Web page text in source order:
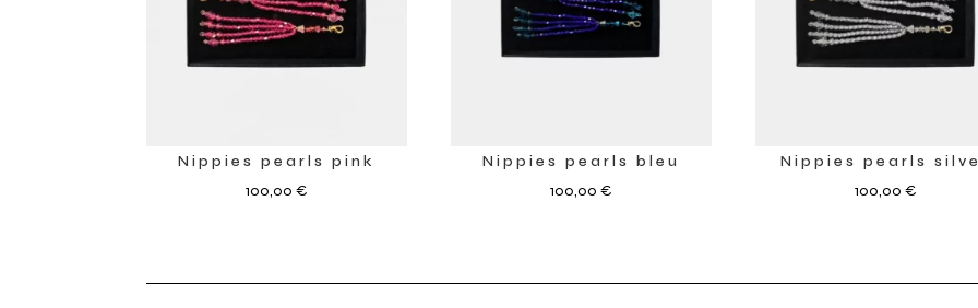
Nippies pearls pink
100,00 €
Nippies pearls bleu
100,00 €
Nippies pearls
100,00 €